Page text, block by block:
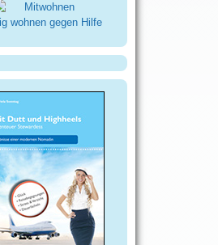
wohnen gegen Hilfe